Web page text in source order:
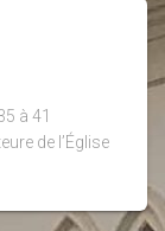
à 41
de l’Église